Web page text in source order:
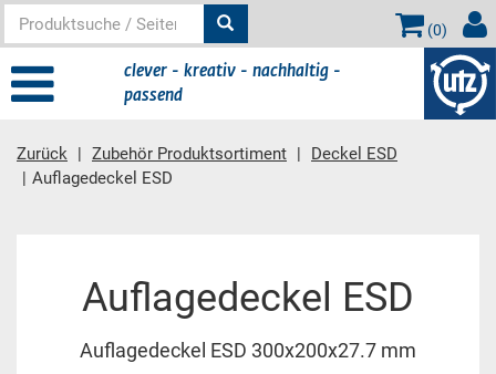
(0)
clever - kreativ - nachhaltig -
passend
Zurück Zubehör Produktsortiment
Deckel ESD
Auflagedeckel ESD
Auflagedeckel ESD
Auflagedeckel ESD 300x200x27.7 mm